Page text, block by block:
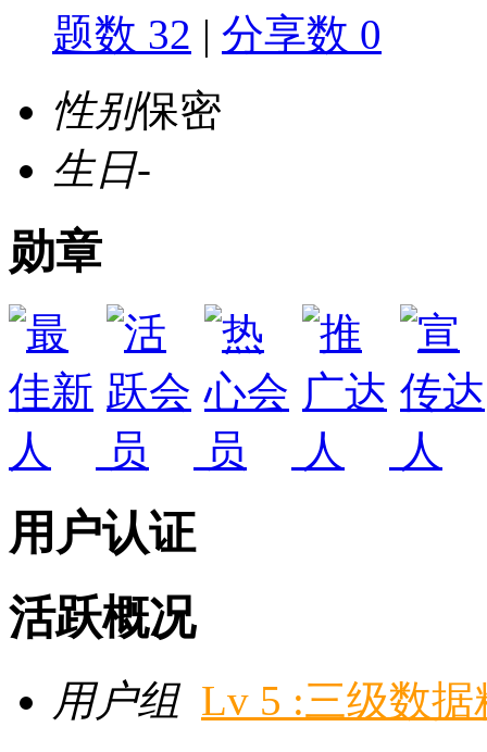
题数 32 | 分享数 0
性别保密
生日-
勋章
用户认证
活跃概况
用户组 Lv 5 :三级数据